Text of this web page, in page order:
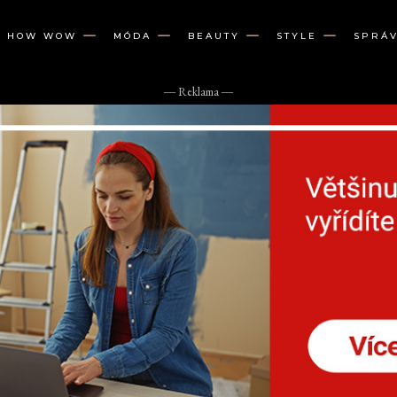
HOW WOW MÓDA BEAUTY STYLE
― Reklama ―